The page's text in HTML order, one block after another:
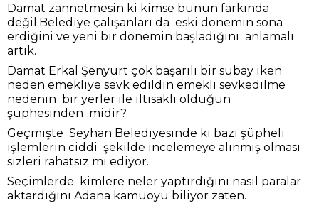
Damat zannetmesin ki kimse bunun farkında
değil.Belediye çalışanları da eski dönemin sona
erdiğini ve yeni bir dönemin başladığını anlamalı
artık.
Damat Erkal Şenyurt çok başarılı bir subay iken
neden emekliye sevk edildin emekli sevkedilme
nedenin bir yerler ile iltisaklı olduğun
şüphesinden midir?
Geçmişte Seyhan Belediyesinde ki bazı şüpheli
işlemlerin ciddi şekilde incelemeye alınmış olması
sizleri rahatsız mı ediyor.
Seçimlerde kimlere neler yaptırdığını nasıl paralar
aktardığını Adana kamuoyu biliyor zaten.